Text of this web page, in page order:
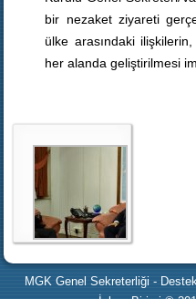
bir nezaket ziyareti
ülke arasındaki
her alanda geliştirilmesi
MGK Genel Sekreterliği -